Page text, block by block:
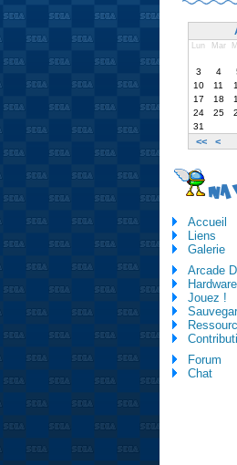
Lun Mar
<< <
3
4
10
11
17
18
24
25
31
Accueil
Liens
Galerie
Arcade
Jouez !
Forum
Chat